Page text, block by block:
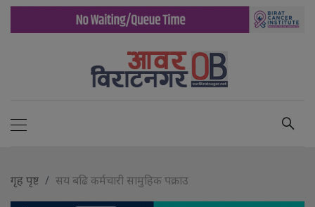
गृह पृष्ट सय बढि कर्मचारी सामुहिक पक्राउ